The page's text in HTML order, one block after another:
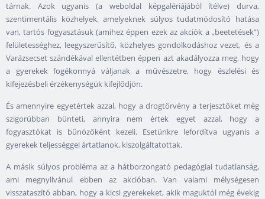
tárnak. Azok ugyanis (a weboldal képgalériájából ítélve) durva,
szentimentális közhelyek, amelyeknek súlyos tudatmódosító hatása
van, tartós fogyasztásuk (amihez éppen ezek az akciók a „beetetések”)
felületességhez, leegyszerűsítő, közhelyes gondolkodáshoz vezet, és a
Varázsecset szándékával ellentétben éppen azt akadályozza meg, hogy
a gyerekek fogékonnyá váljanak a művészetre, hogy észlelési és
kifejezésbeli érzékenységük kifejlődjön.
És amennyire egyetértek azzal, hogy a drogtörvény a terjesztőket még
szigorúbban bünteti, annyira nem értek egyet azzal, hogy a
fogyasztókat is bűnözőként kezeli. Esetünkre lefordítva ugyanis a
gyerekek teljességgel ártatlanok, kiszolgáltatottak.
A másik súlyos probléma az a hátborzongató pedagógiai tudatlanság,
ami megnyilvánul ebben az akcióban. Van valami mélységesen
visszataszító abban, hogy a kicsi gyerekeket, akik maguktól még évekig